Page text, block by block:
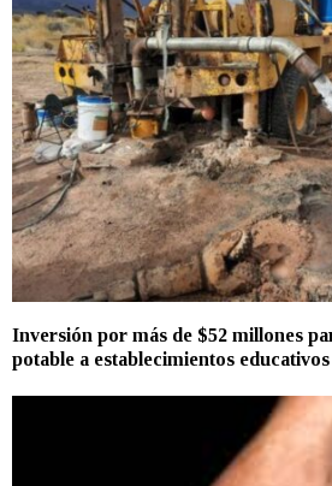
Inversión por más de $52 millones
potable a establecimientos educativos